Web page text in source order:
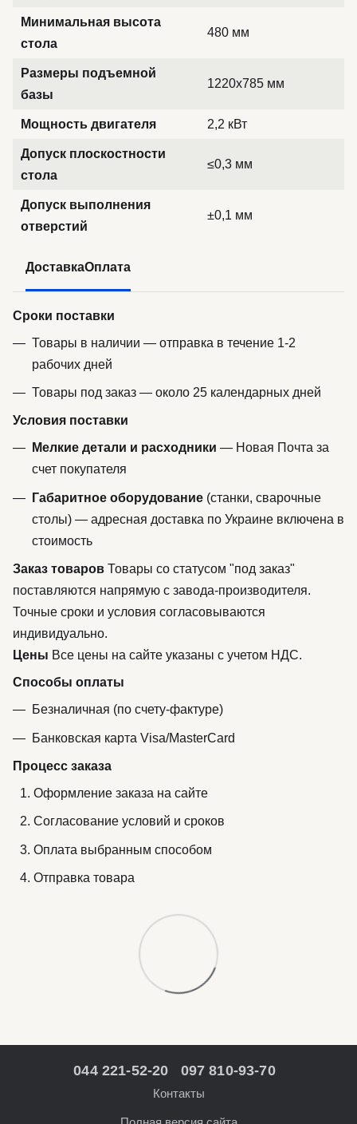
Минимальная высота
стола
480 мм
Размеры подъемной
базы
1220x785 мм
Мощность двигателя 2,2 кВт
Допуск плоскостности
стола
≤0,3 мм
Допуск выполнения
отверстий
±0,1 мм
ДоставкаОплата
Сроки поставки
Товары в наличии — отправка в течение 1-2
рабочих дней
Товары под заказ — около 25 календарных дней
Условия поставки
Мелкие детали и расходники — Новая Почта за
счет покупателя
Габаритное оборудование (станки, сварочные
столы) — адресная доставка по Украине включена в
стоимость
Заказ товаров Товары со статусом "под заказ"
поставляются напрямую с завода-производителя.
Точные сроки и условия согласовываются
индивидуально.
Цены Все цены на сайте указаны с учетом НДС.
Способы оплаты
Безналичная (по счету-фактуре)
Банковская карта Visa/MasterCard
Процесс заказа
Оформление заказа на сайте
Согласование условий и сроков
Оплата выбранным способом
Отправка товара
044 221-52-20 097 810-93-70
Контакты